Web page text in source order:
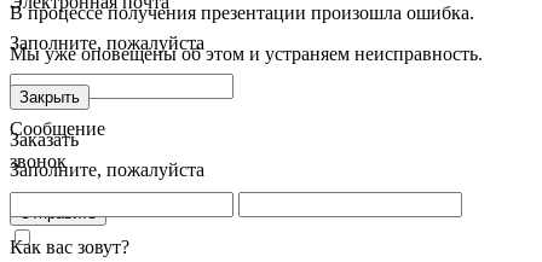
Заполните, пожалуйста
Сообщение
Заполните, пожалуйста
Отправить
В процессе получения презентации произошла ошибка.
Мы уже оповещены об этом и устраняем неисправность.
Закрыть
Заказать
звонок
Как вас зовут?